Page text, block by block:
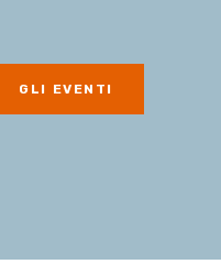
GLI EVENTI